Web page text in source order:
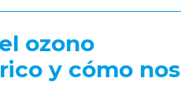
ozono
y cómo nos